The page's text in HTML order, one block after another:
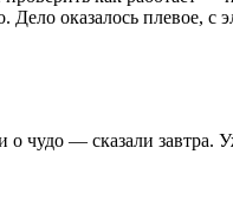
оказалось плевое, с
— сказали завтра.